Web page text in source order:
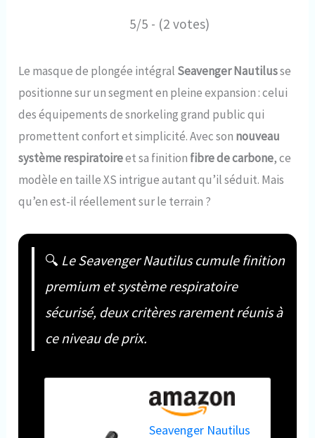
5/5 - (2 votes)
Le masque de plongée intégral Seavenger Nautilusse
positionne sur un segment en pleine expansion : celui
des équipements de snorkeling grand public qui
promettent confort et simplicité. Avec son nouveau
système respiratoireet sa finition fibre de carbone, ce
modèle en taille XS intrigue autant qu’il séduit. Mais
qu’en est-il réellement sur le terrain ?
🔍 Le Seavenger Nautilus cumule finition
premium et système respiratoire
sécurisé, deux critères rarement réunis à
ce niveau de prix.
Seavenger Nautilus